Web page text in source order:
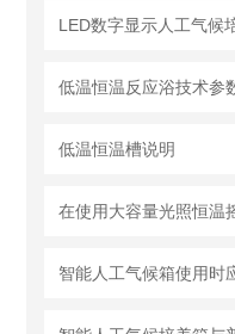
LED数字显示人工气候
低温恒温反应浴技术参
低温恒温槽说明
智能人工气候箱使用时